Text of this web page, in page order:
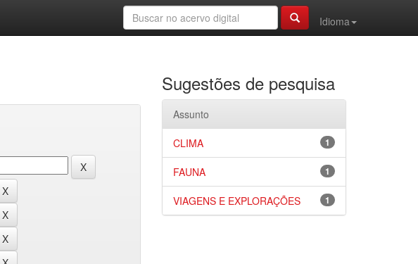
Idioma
Sugestões de pesquisa
Assunto
1
CLIMA
1
FAUNA
1
VIAGENS E EXPLORAÇÕES